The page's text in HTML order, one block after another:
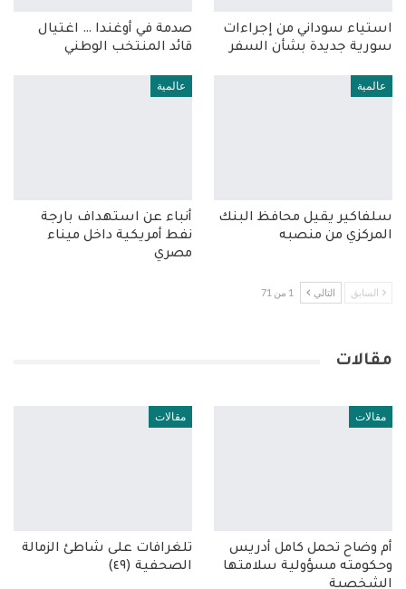
استياء سوداني من إجراءات
سورية جديدة بشأن السفر
صدمة في أوغندا … اغتيال
قائد المنتخب الوطني
عالمية
سلفاكير يقيل محافظ البنك
المركزي من منصبه
عالمية
أنباء عن استهداف بارجة
نفط أمريكية داخل ميناء
مصري
السابق التالي 1 من 71
مقالات
مقالات
أم وضاح تحمل كامل أدريس
وحكومته مسؤولية سلامتها
الشخصية
مقالات
تلغرافات على شاطئ الزمالة
الصحفية (٤٩)